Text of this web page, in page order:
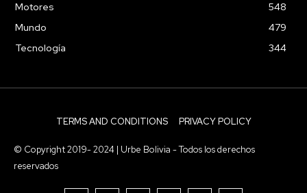
Motores
548
Mundo
479
Tecnología
344
TERMS AND CONDITIONS PRIVACY POLICY
© Copyright 2019- 2024 | Urbe Bolivia - Todos los derechos
reservados